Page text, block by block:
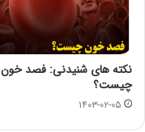
نکته های شنیدنی: فصد خون
چیست؟
۱۴۰۳-۰۲-۰۵